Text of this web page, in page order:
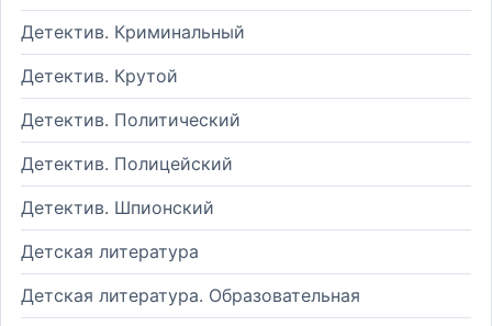
Детектив. Криминальный
Детектив. Крутой
Детектив. Политический
Детектив. Полицейский
Детектив. Шпионский
Детская литература
Детская литература. Образовательная